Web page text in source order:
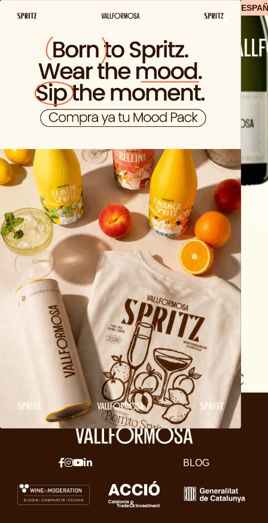
ENVIO GRATIS A PARTIR DE 29,99€ EN
×
Porque un clásico
nunca envejece:
descubre el sabor
eterno de
Vallformosa Classic
BLOG